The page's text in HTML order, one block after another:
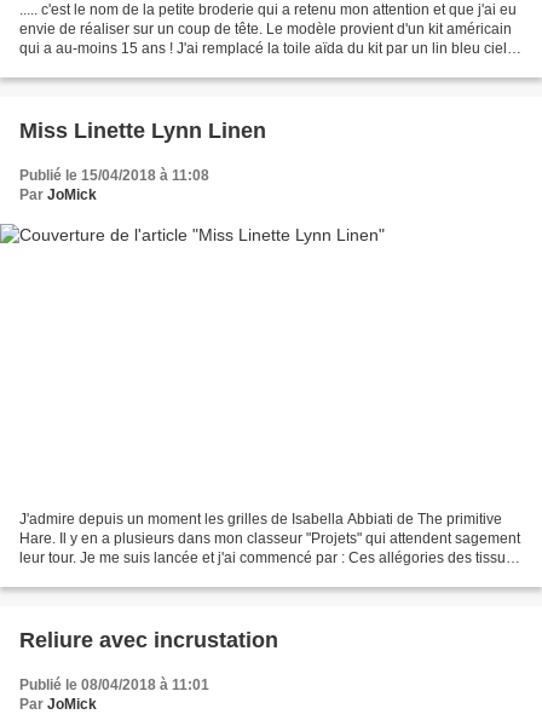
..... c'est le nom de la petite broderie qui a retenu mon attention et que j'ai eu
envie de réaliser sur un coup de tête. Le modèle provient d'un kit américain
qui a au-moins 15 ans ! J'ai remplacé la toile aïda du kit par un lin bleu ciel
Miss Linette Lynn Linen
Publié le 15/04/2018 à 11:08
Par JoMick
J'admire depuis un moment les grilles de Isabella Abbiati de The primitive
Hare. Il y en a plusieurs dans mon classeur "Projets" qui attendent sagement
leur tour. Je me suis lancée et j'ai commencé par : Ces allégories des tissus
Reliure avec incrustation
Publié le 08/04/2018 à 11:01
Par JoMick